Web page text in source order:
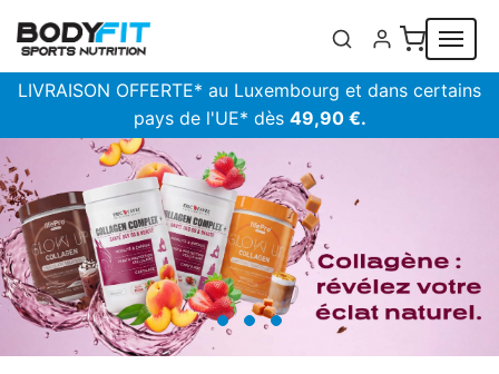
LIVRAISON OFFERTE* au Luxembourg et dans certains
pays de l'UE* dès 49,90 €.